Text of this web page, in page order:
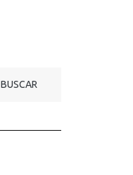
BUSCAR